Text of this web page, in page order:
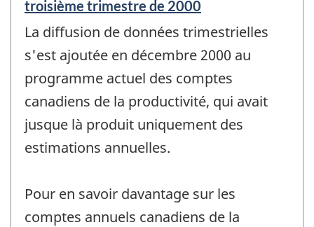
Période
référence
de
changement
-
troisième trimestre de 2000
La diffusion de données trimestrielles
s'est ajoutée en décembre 2000 au
programme actuel des comptes
canadiens de la productivité, qui avait
jusque là produit uniquement des
estimations annuelles.
Pour en savoir davantage sur les
comptes annuels canadiens de la